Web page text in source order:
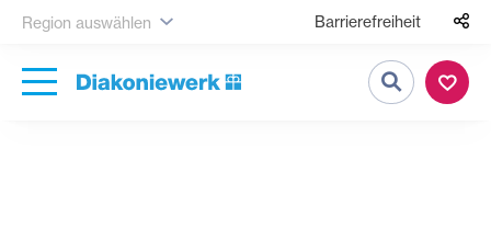
Region auswählen Barrierefreiheit
Suche